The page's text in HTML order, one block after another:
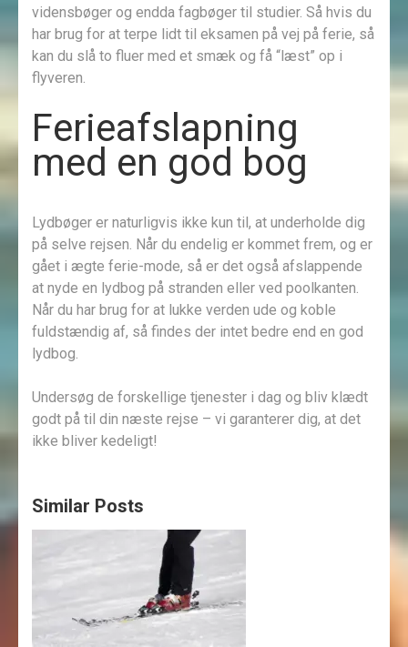
vidensbøger og endda fagbøger til studier. Så hvis du
har brug for at terpe lidt til eksamen på vej på ferie, så
kan du slå to fluer med et smæk og få “læst” op i
flyveren.
Ferieafslapning
med en god bog
Lydbøger er naturligvis ikke kun til, at underholde dig
på selve rejsen. Når du endelig er kommet frem, og er
gået i ægte ferie-mode, så er det også afslappende
at nyde en lydbog på stranden eller ved poolkanten.
Når du har brug for at lukke verden ude og koble
fuldstændig af, så findes der intet bedre end en god
lydbog.
Undersøg de forskellige tjenester i dag og bliv klædt
godt på til din næste rejse – vi garanterer dig, at det
ikke bliver kedeligt!
Similar Posts